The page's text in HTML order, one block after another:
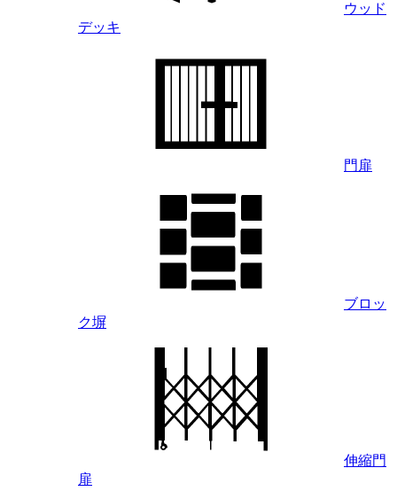
ウッド
デッキ
門扉
ブロッ
ク塀
伸縮門
扉